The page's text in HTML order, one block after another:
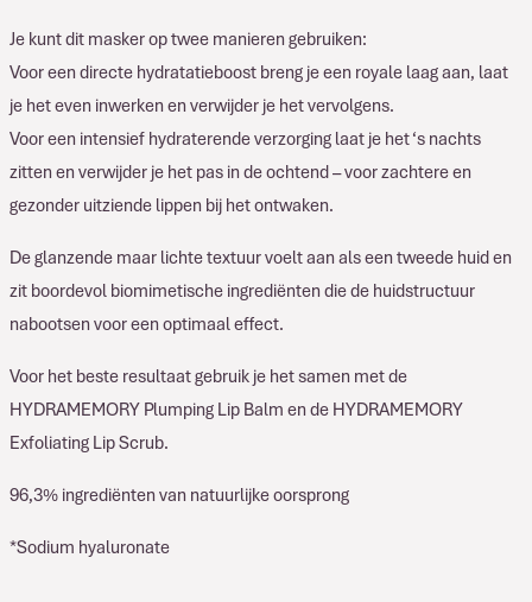
Je kunt dit masker op twee manieren gebruiken:
Voor een directe hydratatieboost breng je een royale laag aan, laat
je het even inwerken en verwijder je het vervolgens.
Voor een intensief hydraterende verzorging laat je het ‘s nachts
zitten en verwijder je het pas in de ochtend – voor zachtere en
gezonder uitziende lippen bij het ontwaken.
De glanzende maar lichte textuur voelt aan als een tweede huid en
zit boordevol biomimetische ingrediënten die de huidstructuur
nabootsen voor een optimaal effect.
Voor het beste resultaat gebruik je het samen met de
HYDRAMEMORY Plumping Lip Balm en de HYDRAMEMORY
Exfoliating Lip Scrub.
96,3% ingrediënten van natuurlijke oorsprong
*Sodium hyaluronate